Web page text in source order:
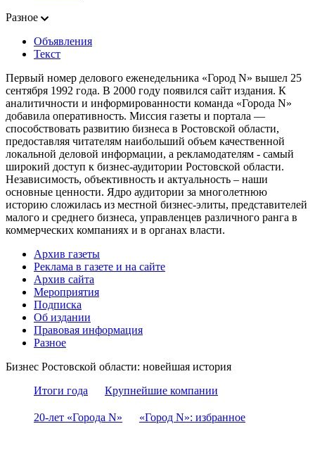
Разное
Объявления
Текст
Первый номер делового еженедельника «Город N» вышел 25
сентября 1992 года. В 2000 году появился сайт издания. К
аналитичности и информированности команда «Города N»
добавила оперативность. Миссия газеты и портала —
способствовать развитию бизнеса в Ростовской области,
предоставляя читателям наибольший объем качественной
локальной деловой информации, а рекламодателям - самый
широкий доступ к бизнес-аудитории Ростовской области.
Независимость, объективность и актуальность – наши
основные ценности. Ядро аудитории за многолетнюю
историю сложилась из местной бизнес-элиты, представителей
малого и среднего бизнеса, управленцев различного ранга в
коммерческих компаниях и в органах власти.
Архив газеты
Реклама в газете и на сайте
Архив сайта
Мероприятия
Подписка
Об издании
Правовая информация
Разное
Бизнес Ростовской области: новейшая история
Итоги года
Крупнейшие компании
20-лет «Города N» «Город N»: избранное